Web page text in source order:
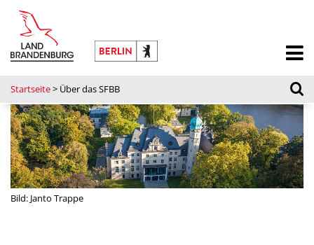
Startseite> Über das SFBB
Bild: Janto Trappe